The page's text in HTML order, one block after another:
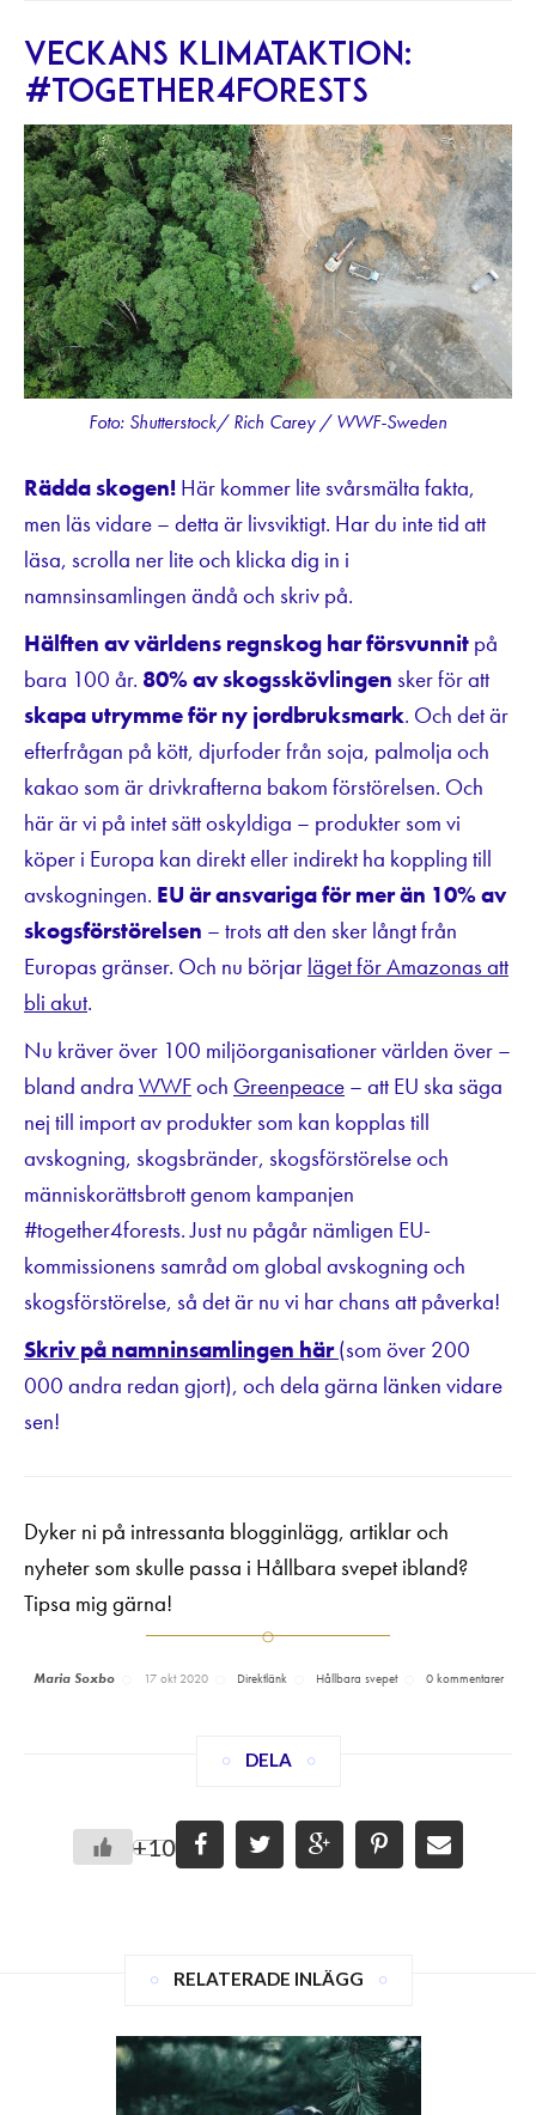
Veckans klimataktion:
#together4forests
Foto: Shutterstock/ Rich Carey / WWF-Sweden
Rädda skogen! Här kommer lite svårsmälta fakta,
men läs vidare – detta är livsviktigt. Har du inte tid att
läsa, scrolla ner lite och klicka dig in i
namnsinsamlingen ändå och skriv på.
Hälften av världens regnskog har försvunnit på
bara 100 år. 80% av skogsskövlingen sker för att
skapa utrymme för ny jordbruksmark. Och det är
efterfrågan på kött, djurfoder från soja, palmolja och
kakao som är drivkrafterna bakom förstörelsen. Och
här är vi på intet sätt oskyldiga – produkter som vi
köper i Europa kan direkt eller indirekt ha koppling till
avskogningen. EU är ansvariga för mer än 10% av
skogsförstörelsen – trots att den sker långt från
Europas gränser. Och nu börjar läget för Amazonas att
bli akut.
Nu kräver över 100 miljöorganisationer världen över –
bland andra WWFoch Greenpeace – att EU ska säga
nej till import av produkter som kan kopplas till
avskogning, skogsbränder, skogsförstörelse och
människorättsbrott genom kampanjen
#together4forests. Just nu pågår nämligen EU-
kommissionens samråd om global avskogning och
skogsförstörelse, så det är nu vi har chans att påverka!
Skriv på namninsamlingen här(som över 200
000 andra redan gjort), och dela gärna länken vidare
sen!
Dyker ni på intressanta blogginlägg, artiklar och
nyheter som skulle passa i Hållbara svepet ibland?
Tipsa mig gärna!
Maria Soxbo 17 okt 2020 Direktlänk Hållbara svepet 0 kommentarer
DELA
+10
RELATERADE INLÄGG